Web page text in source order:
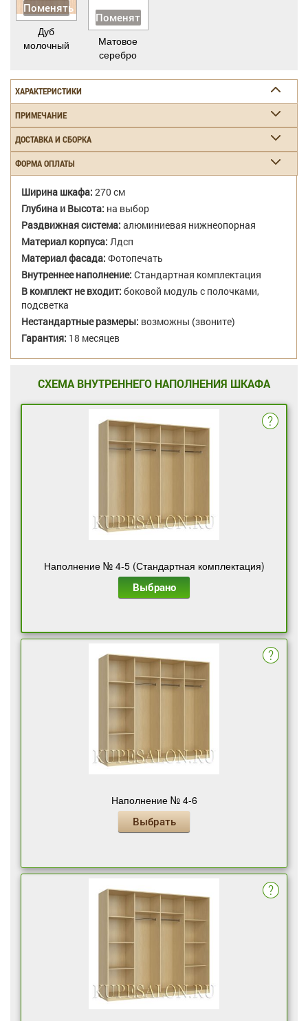
Поменять
Дуб
молочный
Поменять
Матовое
серебро
ХАРАКТЕРИСТИКИ
ПРИМЕЧАНИЕ
ДОСТАВКА И СБОРКА
ФОРМА ОПЛАТЫ
Ширина шкафа: 270 см
Глубина и Высота: на выбор
Раздвижная система: алюминиевая нижнеопорная
Материал корпуса: Лдсп
Материал фасада: Фотопечать
Внутреннее наполнение: Стандартная комплектация
В комплект не входит: боковой модуль с полочками,
подсветка
Нестандартные размеры: возможны (звоните)
Гарантия: 18 месяцев
СХЕМА ВНУТРЕННЕГО НАПОЛНЕНИЯ ШКАФА
Наполнение № 4-5 (Стандартная комплектация)
Выбрано
Наполнение № 4-6
Выбрать